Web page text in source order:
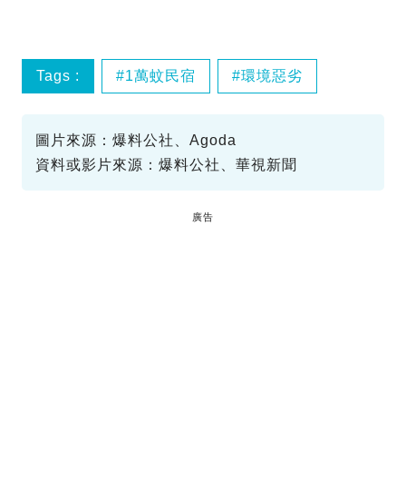
Tags : 1萬蚊民宿 環境惡劣
圖片來源：爆料公社、Agoda
資料或影片來源：爆料公社、華視新聞
廣告